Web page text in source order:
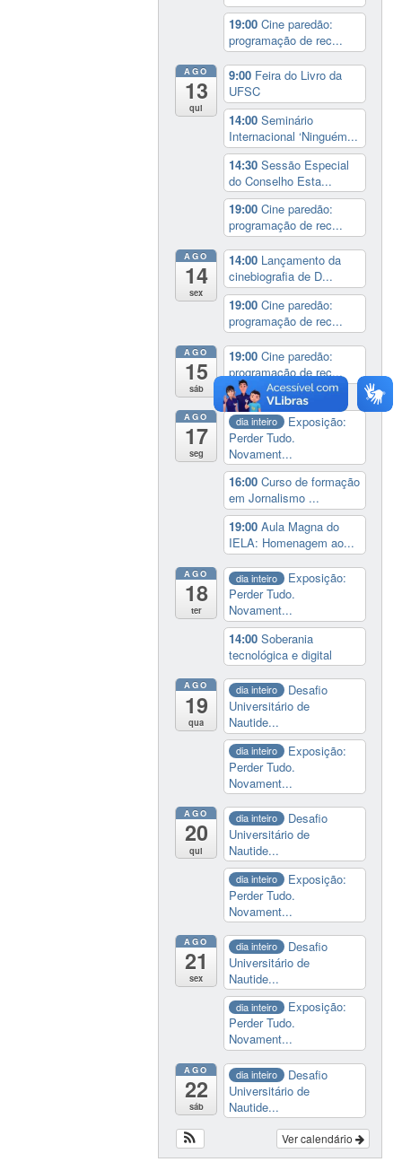
19:00Cine paredão:
programação de rec...
AGO
13
qui
9:00 Feira do Livro da
UFSC
14:00Seminário
Internacional ‘Ninguém...
14:30Sessão Especial
do Conselho Esta...
19:00Cine paredão:
programação de rec...
AGO
14
sex
14:00 Lançamento da
cinebiografia de D...
19:00Cine paredão:
programação de rec...
AGO
15
sáb
19:00Cine paredão:
programação de rec...
AGO
17
seg
dia inteiro
Exposição:
Perder Tudo.
Novament...
16:00Curso de formação
em Jornalismo ...
19:00Aula Magna do
IELA: Homenagem ao...
AGO
18
ter
dia inteiro
Exposição:
Perder Tudo.
Novament...
14:00Soberania
tecnológica e digital
AGO
19
qua
dia inteiro
Desafio
Universitário de
Nautide...
dia inteiro
Exposição:
Perder Tudo.
Novament...
AGO
20
qui
dia inteiro
Desafio
Universitário de
Nautide...
dia inteiro
Exposição:
Perder Tudo.
Novament...
AGO
21
sex
dia inteiro
Desafio
Universitário de
Nautide...
dia inteiro
Exposição:
Perder Tudo.
Novament...
AGO
22
sáb
dia inteiro
Desafio
Universitário de
Nautide...
Ver calendário